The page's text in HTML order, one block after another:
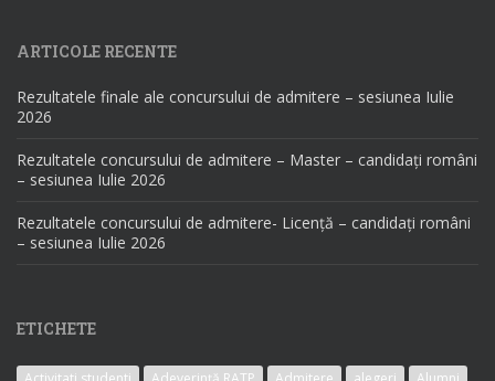
ARTICOLE RECENTE
Rezultatele finale ale concursului de admitere – sesiunea Iulie
2026
Rezultatele concursului de admitere – Master – candidați români
– sesiunea Iulie 2026
Rezultatele concursului de admitere- Licență – candidați români
– sesiunea Iulie 2026
ETICHETE